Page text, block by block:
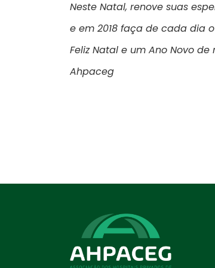
Neste Natal, renove suas
e em 2018 faça de cada dia
Feliz Natal e um Ano Novo
Ahpaceg